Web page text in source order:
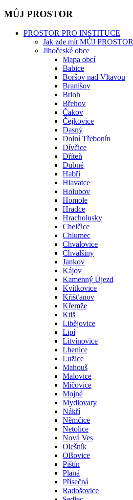
MŮJ PROSTOR
PROSTOR PRO INSTITUCE
Jak zde mít MŮJ PROSTOR
Jihočeské obce
Mapa obcí
Babice
Boršov nad Vltavou
Branišov
Brloh
Břehov
Čakov
Čejkovice
Dasný
Dolní Třebonín
Dívčice
Dříteň
Dubné
Habří
Hlavatce
Holubov
Homole
Hradce
Hracholusky
Chelčice
Chlumec
Chvalovice
Chvalšiny
Jankov
Kájov
Kamenný Újezd
Kvítkovice
Křišťanov
Křemže
Ktiš
Libějovice
Lipí
Litvínovice
Lhenice
Lužice
Mahouš
Malovice
Mičovice
Mojné
Mydlovary
Nákří
Němčice
Netolice
Nová Ves
Olešník
Olšovice
Pištín
Planá
Přísečná
Radošovice